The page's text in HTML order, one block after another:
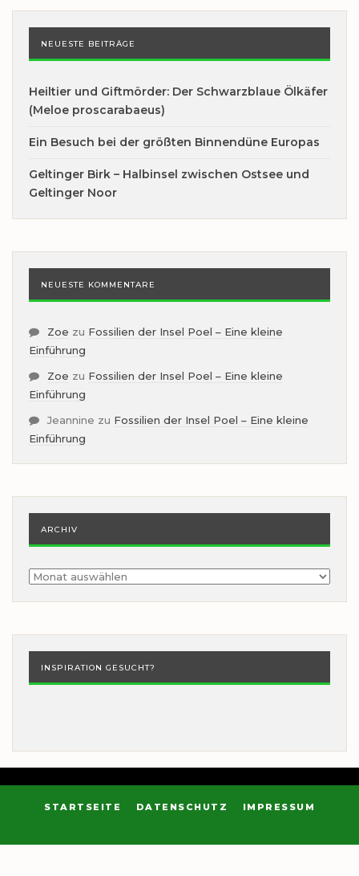
NEUESTE BEITRÄGE
Heiltier und Giftmörder: Der Schwarzblaue Ölkäfer
(Meloe proscarabaeus)
Ein Besuch bei der größten Binnendüne Europas
Geltinger Birk – Halbinsel zwischen Ostsee und
Geltinger Noor
NEUESTE KOMMENTARE
Zoe zu Fossilien der Insel Poel – Eine kleine
Einführung
Zoe zu Fossilien der Insel Poel – Eine kleine
Einführung
Jeannine zu Fossilien der Insel Poel – Eine kleine
Einführung
ARCHIV
Archiv
INSPIRATION GESUCHT?
STARTSEITE DATENSCHUTZ IMPRESSUM